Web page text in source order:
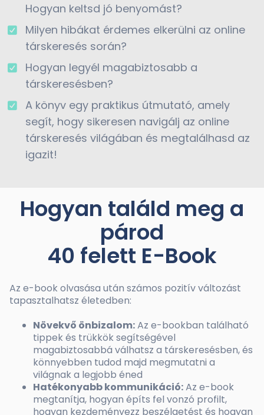
Hogyan keltsd jó benyomást?
Milyen hibákat érdemes elkerülni az online
társkeresés során?
Hogyan legyél magabiztosabb a
társkeresésben?
A könyv egy praktikus útmutató, amely
segít, hogy sikeresen navigálj az online
társkeresés világában és megtalálhasd az
igazit!
Hogyan találd meg a
párod
40 felett E-Book
Az e-book olvasása után számos pozitív változást
tapasztalhatsz életedben:
Növekvő önbizalom:Az e-bookban található
tippek és trükkök segítségével
magabiztosabbá válhatsz a társkeresésben, és
könnyebben tudod majd megmutatni a
világnak a legjobb éned
Hatékonyabb kommunikáció:Az e-book
megtanítja, hogyan építs fel vonzó profilt,
hogyan kezdeményezz beszélgetést és hogyan